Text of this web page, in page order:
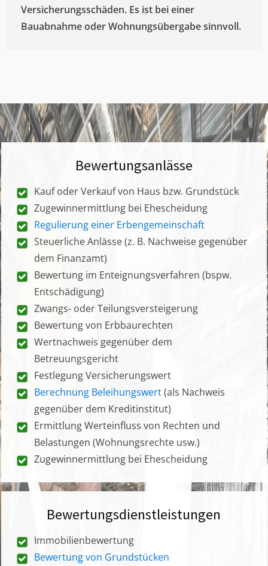
Versicherungsschäden. Es ist bei einer
Bauabnahme oder Wohnungsübergabe sinnvoll.
Bewertungsanlässe
Kauf oder Verkauf von Haus bzw. Grundstück
Zugewinnermittlung bei Ehescheidung
Regulierung einer Erbengemeinschaft
Steuerliche Anlässe (z. B. Nachweise gegenüber
dem Finanzamt)
Bewertung im Enteignungsverfahren (bspw.
Entschädigung)
Zwangs- oder Teilungsversteigerung
Bewertung von Erbbaurechten
Wertnachweis gegenüber dem
Betreuungsgericht
Festlegung Versicherungswert
Berechnung Beleihungswert(als Nachweis
gegenüber dem Kreditinstitut)
Ermittlung Werteinfluss von Rechten und
Belastungen (Wohnungsrechte usw.)
Zugewinnermittlung bei Ehescheidung
Bewertungsdienstleistungen
Immobilienbewertung
Bewertung von Grundstücken